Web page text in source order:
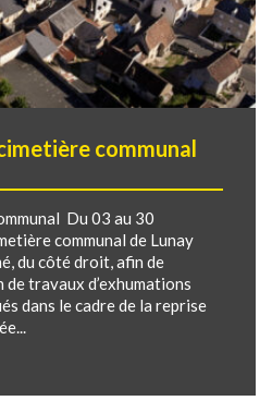
communal
Du 03 au 30
communal de Lunay
du côté droit, afin de
travaux d’exhumations
dans le cadre de la reprise